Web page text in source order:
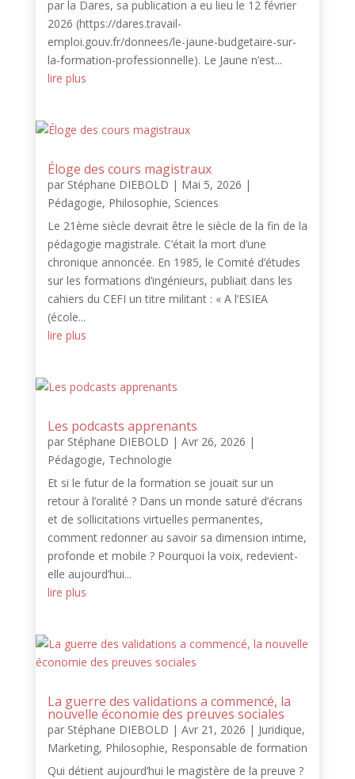
par la Dares, sa publication a eu lieu le 12 février
2026 (https://dares.travail-
emploi.gouv.fr/donnees/le-jaune-budgetaire-sur-
la-formation-professionnelle). Le Jaune n’est...
lire plus
Éloge des cours magistraux
par Stéphane DIEBOLD | Mai 5, 2026 |
Pédagogie, Philosophie, Sciences
Le 21ème siècle devrait être le siècle de la fin de la
pédagogie magistrale. C’était la mort d’une
chronique annoncée. En 1985, le Comité d’études
sur les formations d’ingénieurs, publiait dans les
cahiers du CEFI un titre militant : « A l’ESIEA
(école...
lire plus
Les podcasts apprenants
par Stéphane DIEBOLD | Avr 26, 2026 |
Pédagogie, Technologie
Et si le futur de la formation se jouait sur un
retour à l’oralité ? Dans un monde saturé d’écrans
et de sollicitations virtuelles permanentes,
comment redonner au savoir sa dimension intime,
profonde et mobile ? Pourquoi la voix, redevient-
elle aujourd’hui...
lire plus
La guerre des validations a commencé, la
nouvelle économie des preuves sociales
par Stéphane DIEBOLD | Avr 21, 2026 | Juridique,
Marketing, Philosophie, Responsable de formation
Qui détient aujourd’hui le magistère de la preuve ?